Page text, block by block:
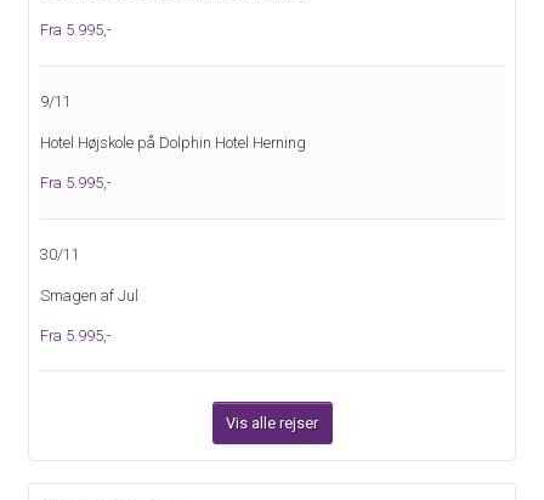
Fra 5.995,-
9/11
Hotel Højskole på Dolphin Hotel Herning
Fra 5.995,-
30/11
Smagen af Jul
Fra 5.995,-
Vis alle rejser